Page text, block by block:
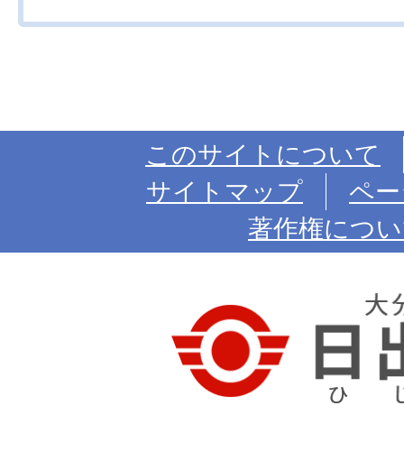
このサイトについて
サイトマップ
ペ
著作権につ